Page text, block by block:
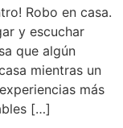
Robo en casa.
y escuchar
que algún
mientras un
más
[…]